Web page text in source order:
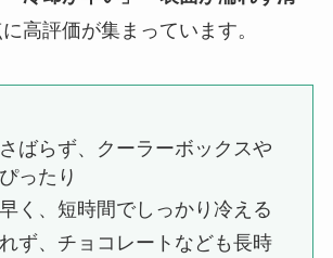
高評価が集まっています。
ばらず、クーラーボックスや
ったり
く、短時間でしっかり冷える
ず、チョコレートなども長時